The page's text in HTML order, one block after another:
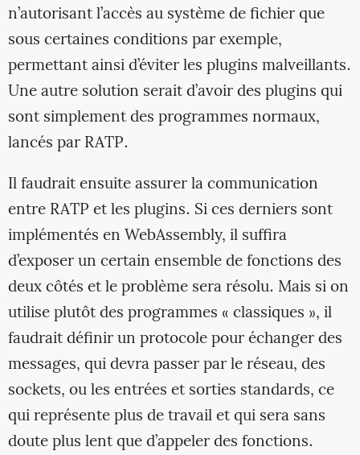
n’autorisant l’accès au système de fichier que
sous certaines conditions par exemple,
permettant ainsi d’éviter les plugins malveillants.
Une autre solution serait d’avoir des plugins qui
sont simplement des programmes normaux,
lancés par RATP.
Il faudrait ensuite assurer la communication
entre RATP et les plugins. Si ces derniers sont
implémentés en WebAssembly, il suffira
d’exposer un certain ensemble de fonctions des
deux côtés et le problème sera résolu. Mais si on
utilise plutôt des programmes « classiques », il
faudrait définir un protocole pour échanger des
messages, qui devra passer par le réseau, des
sockets, ou les entrées et sorties standards, ce
qui représente plus de travail et qui sera sans
doute plus lent que d’appeler des fonctions.